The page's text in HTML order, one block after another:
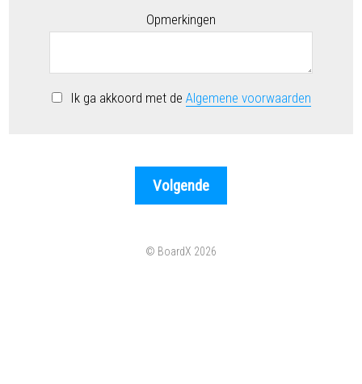
Opmerkingen
Ik ga akkoord met de Algemene voorwaarden
© BoardX 2026